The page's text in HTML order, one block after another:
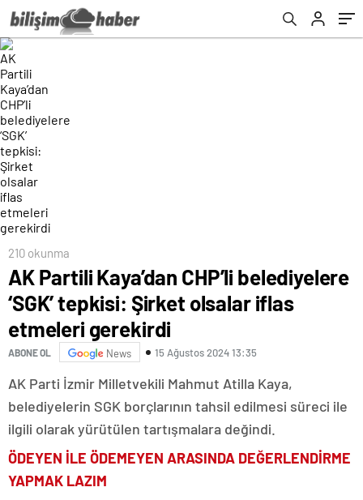
210 okunma
AK Partili Kaya’dan CHP’li belediyelere
‘SGK’ tepkisi: Şirket olsalar iflas
etmeleri gerekirdi
ABONE OL News 15 Ağustos 2024 13:35
AK Parti İzmir Milletvekili Mahmut Atilla Kaya,
belediyelerin SGK borçlarının tahsil edilmesi süreci ile
ilgili olarak yürütülen tartışmalara değindi.
ÖDEYEN İLE ÖDEMEYEN ARASINDA DEĞERLENDİRME
YAPMAK LAZIM